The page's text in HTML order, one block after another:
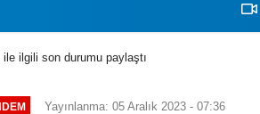
ilgili son durumu paylaştı
Yayınlanma: 05 Aralık 2023 - 07:36